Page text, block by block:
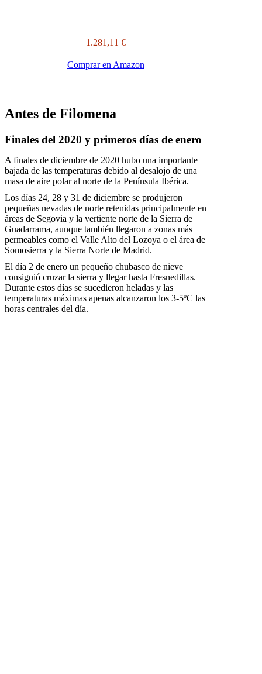
1.281,11 €
Comprar en Amazon
Antes de Filomena
Finales del 2020 y primeros días de enero
A finales de diciembre de 2020 hubo una importante
bajada de las temperaturas debido al desalojo de una
masa de aire polar al norte de la Península Ibérica.
Los días 24, 28 y 31 de diciembre se produjeron
pequeñas nevadas de norte retenidas principalmente en
áreas de Segovia y la vertiente norte de la Sierra de
Guadarrama, aunque también llegaron a zonas más
permeables como el Valle Alto del Lozoya o el área de
Somosierra y la Sierra Norte de Madrid.
El día 2 de enero un pequeño chubasco de nieve
consiguió cruzar la sierra y llegar hasta Fresnedillas.
Durante estos días se sucedieron heladas y las
temperaturas máximas apenas alcanzaron los 3-5ºC las
horas centrales del día.